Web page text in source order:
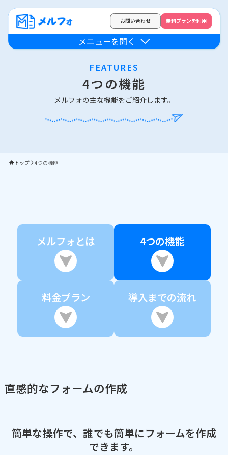
お問い合わせ 無料プランを利用
メニューを開く
FEATURES
4つの機能
メルフォの主な機能をご紹介します。
トップ 4つの機能
メルフォとは 4つの機能
料金プラン 導入までの流れ
直感的なフォームの作成
簡単な操作で、誰でも簡単にフォームを作成
できます。